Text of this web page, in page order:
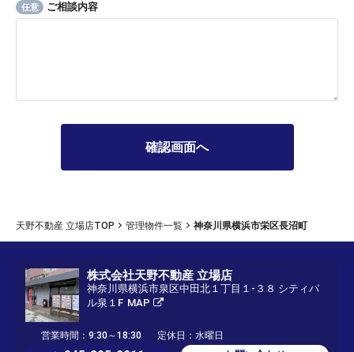
任意 ご相談内容
天野不動産 立場店TOP 管理物件一覧 神奈川県横浜市栄区長沼町
株式会社天野不動産 立場店
神奈川県横浜市泉区中田北１丁目１-３８ シティパ
ル泉１F MAP
営業時間：9:30～18:30 定休日：水曜日